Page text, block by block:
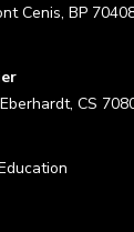
Cenis, BP
CS